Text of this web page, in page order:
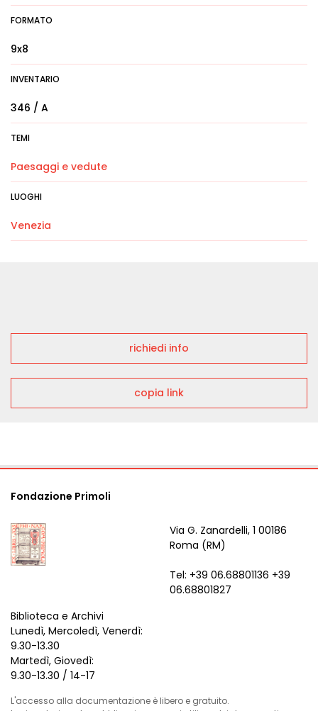
FORMATO
9x8
INVENTARIO
346 / A
TEMI
Paesaggi e vedute
LUOGHI
Venezia
richiedi info
copia link
Fondazione Primoli
Via G. Zanardelli, 1 00186
Roma (RM)
Tel: +39 06.68801136 +39
06.68801827
Biblioteca e Archivi
Lunedì, Mercoledì, Venerdì:
9.30-13.30
Martedì, Giovedì:
9.30-13.30 / 14-17
L'accesso alla documentazione è libero e gratuito.